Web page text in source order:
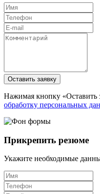
Оставить заявку
Нажимая кнопку «Оставить
обработку персональных
Прикрепить резюме
Укажите необходимые